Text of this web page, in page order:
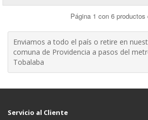
Página 1 con 6
Enviamos a todo el país o retire en
comuna de Providencia a pasos del
Tobalaba
Servicio al Cliente